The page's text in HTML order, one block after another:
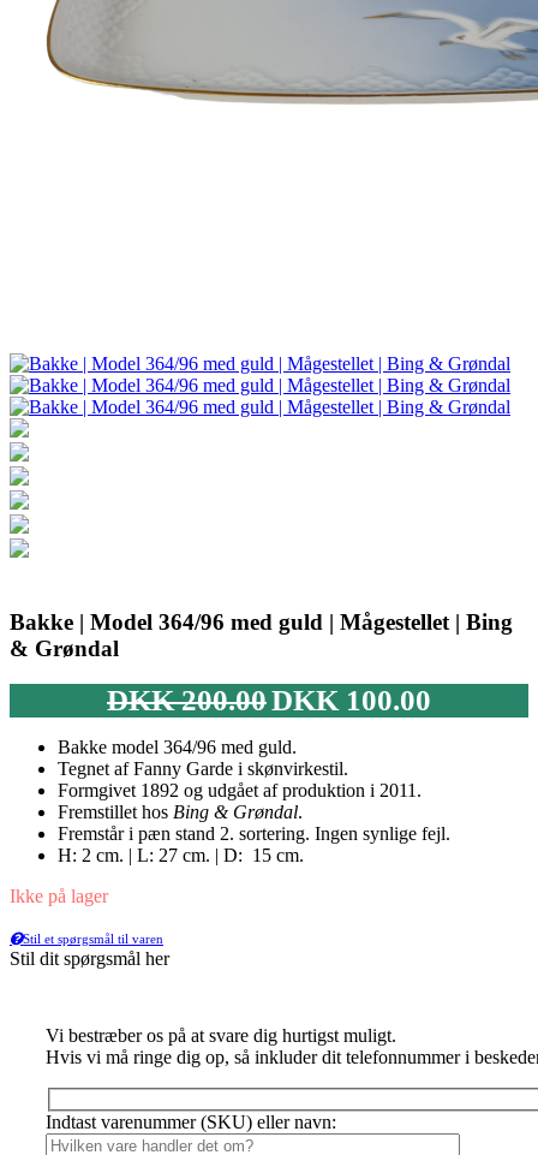
Bakke | Model 364/96 med guld | Mågestellet | Bing
& Grøndal
DKK200.00 Den
oprindelige
pris
var:
DKK 200.00.
DKK100.00aktuelle
Bakke model 364/96 med guld.
Tegnet af Fanny Garde i skønvirkestil.
Formgivet 1892 og udgået af produktion i 2011.
Fremstillet hos Bing & Grøndal.
Fremstår i pæn stand 2. sortering. Ingen synlige fejl.
H: 2 cm. | L: 27 cm. | D: 15 cm.
Ikke på lager
Stil et spørgsmål til varen
Stil dit spørgsmål her
Vi bestræber os på at svare dig hurtigst muligt.
Hvis vi må ringe dig op, så inkluder dit telefonnummer i
Indtast varenummer (SKU) eller navn: